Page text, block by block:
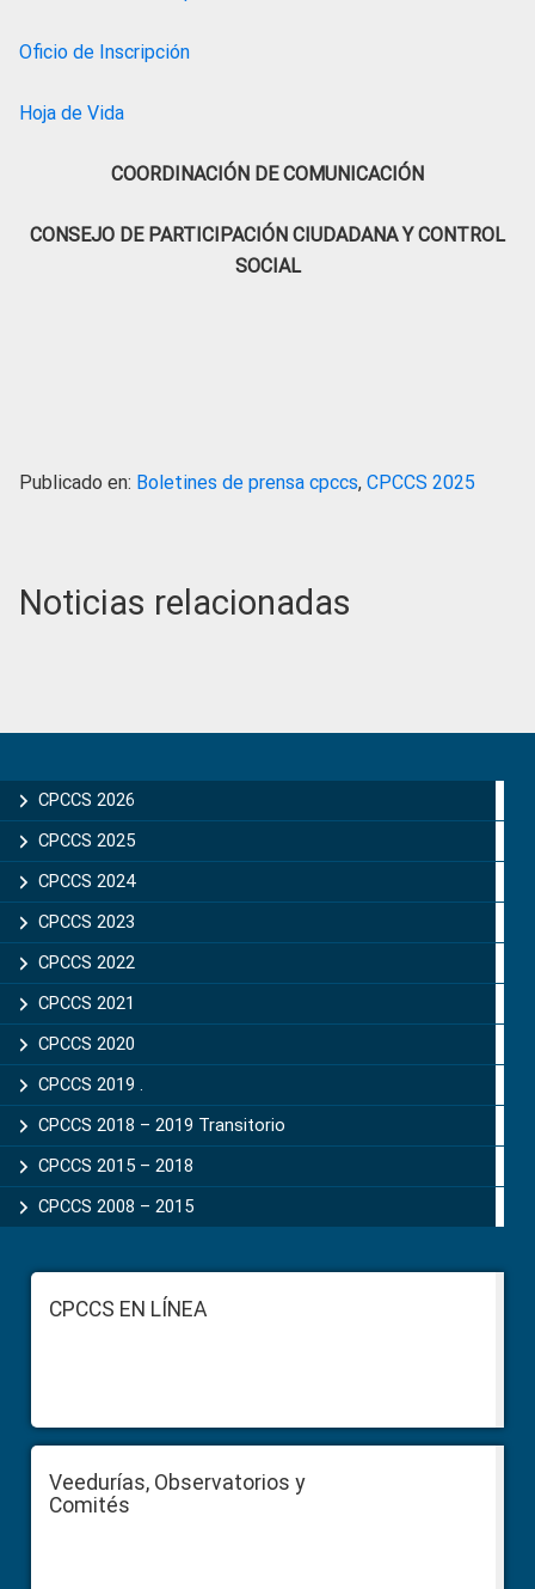
Oficio de Inscripción
Hoja de Vida
COORDINACIÓN DE COMUNICACIÓN
CONSEJO DE PARTICIPACIÓN CIUDADANA Y CONTROL
SOCIAL
Publicado en: Boletines de prensa cpccs, CPCCS 2025
Noticias relacionadas
Sidebar
CPCCS 2026
CPCCS 2025
CPCCS 2024
CPCCS 2023
CPCCS 2022
CPCCS 2021
CPCCS 2020
CPCCS 2019 .
CPCCS 2018 – 2019 Transitorio
CPCCS 2015 – 2018
CPCCS 2008 – 2015
FooterCPCCS EN LÍNEA
Veedurías, Observatorios y
Comités